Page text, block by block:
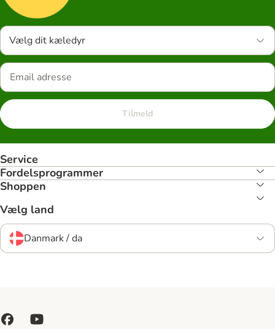
Vælg dit kæledyr
Tilmeld
Service
Fordelsprogrammer
Shoppen
Vælg land
Danmark / da